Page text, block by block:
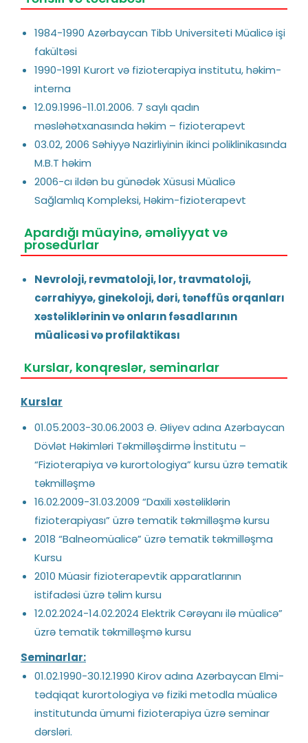
1984-1990 Azərbaycan Tibb Universiteti Müalicə işi
fakültəsi
1990-1991 Kurort və fizioterapiya institutu, həkim-
interna
12.09.1996-11.01.2006. 7 saylı qadın
məsləhətxanasında həkim – fizioterapevt
03.02, 2006 Səhiyyə Nazirliyinin ikinci poliklinikasında
M.B.T həkim
2006-cı ildən bu günədək Xüsusi Müalicə
Sağlamlıq Kompleksi, Həkim-fizioterapevt
Apardığı müayinə, əməliyyat və
prosedurlar
Nevroloji, revmatoloji, lor, travmatoloji,
cərrahiyyə, ginekoloji, dəri, tənəffüs orqanları
xəstəliklərinin və onların fəsadlarının
müalicəsi və profilaktikası
Kurslar, konqreslər, seminarlar
Kurslar
01.05.2003-30.06.2003 Ə. ƏIiyev adına Azərbaycan
Dövlət Həkimləri Təkmilləşdirmə İnstitutu –
“Fizioterapiya və kurortologiya” kursu üzrə tematik
təkmilləşmə
16.02.2009-31.03.2009 “Daxili xəstəliklərin
fizioterapiyası” üzrə tematik təkmilləşmə kursu
2018 “Balneomüalicə” üzrə tematik təkmilləşma
Kursu
2010 Müasir fizioterapevtik apparatlarının
istifadəsi üzrə təlim kursu
12.02.2024-14.02.2024 Elektrik Cərəyanı ilə müalicə”
üzrə tematik təkmilləşmə kursu
Seminarlar:
01.02.1990-30.12.1990 Kirov adına Azərbaycan Elmi-
tədqiqat kurortologiya və fiziki metodla müalicə
institutunda ümumi fizioterapiya üzrə seminar
dərsləri.